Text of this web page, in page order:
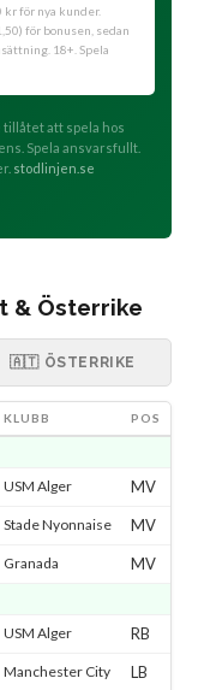
kr för nya kunder.
för bonusen, sedan
18+. Spela
tillåtet att spela hos
Spela ansvarsfullt.
stodlinjen.se
& Österrike
🇦🇹 ÖSTERRIKE
KLUBB POS
USM Alger
MV
Stade Nyonnaise
MV
Granada MV
USM Alger
RB
Manchester City
LB